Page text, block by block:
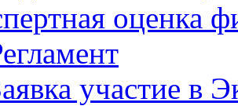
оценка
участие в